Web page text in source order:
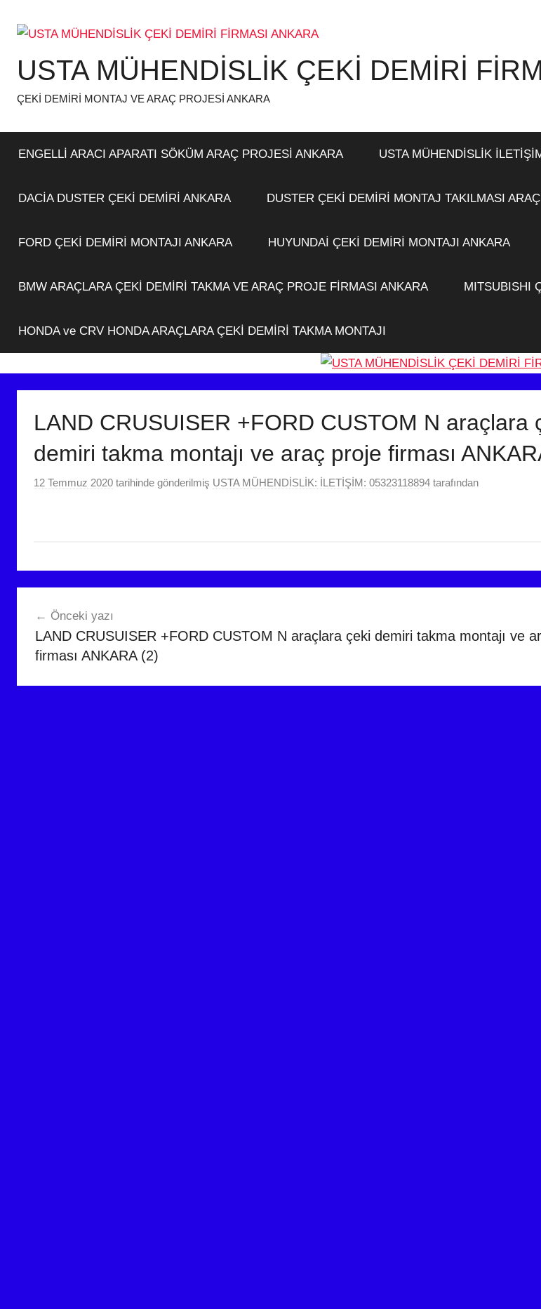
atla
USTA MÜHENDİSLİK ÇEKİ DEMİRİ
ÇEKİ DEMİRİ MONTAJ VE ARAÇ PROJESİ ANKARA
ENGELLİ ARACI APARATI SÖKÜM ARAÇ PROJESİ ANKARA USTA MÜHENDİSLİK
DACİA DUSTER ÇEKİ DEMİRİ ANKARA DUSTER ÇEKİ DEMİRİ MONTAJ TAKILMASI
FORD ÇEKİ DEMİRİ MONTAJI ANKARA HUYUNDAİ ÇEKİ DEMİRİ MONTAJI ANKARA
BMW ARAÇLARA ÇEKİ DEMİRİ TAKMA VE ARAÇ PROJE FİRMASI ANKARA MITSUBISHI
HONDA ve CRV HONDA ARAÇLARA ÇEKİ DEMİRİ TAKMA MONTAJI
LAND CRUSUISER +FORD CUSTOM N araçlara
demiri takma montajı ve araç proje firması
12 Temmuz 2020 tarihinde gönderilmiş USTA MÜHENDİSLİK: İLETİŞİM: 05323118894 tarafından
gezinmesi
Önceki yazı
LAND CRUSUISER +FORD CUSTOM N araçlara çeki demiri takma montajı ve
firması ANKARA (2)